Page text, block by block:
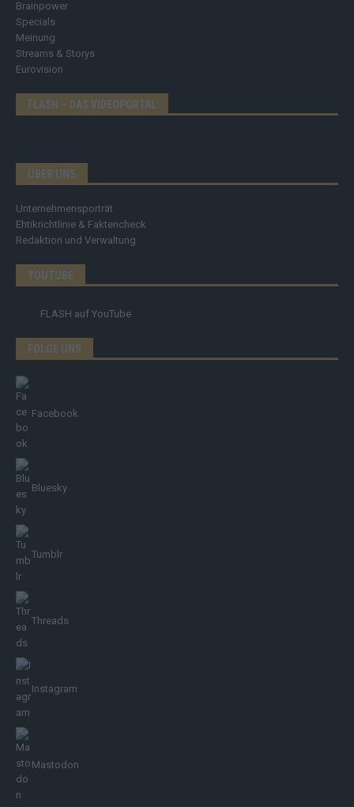
Brainpower
Specials
Meinung
Streams & Storys
Eurovision
FLASH – DAS VIDEOPORTAL
ÜBER UNS
Unternehmensporträt
Ehtikrichtlinie & Faktencheck
Redaktion und Verwaltung
YOUTUBE
FLASH auf YouTube
FOLGE UNS
Facebook
Bluesky
Tumblr
Threads
Instagram
Mastodon